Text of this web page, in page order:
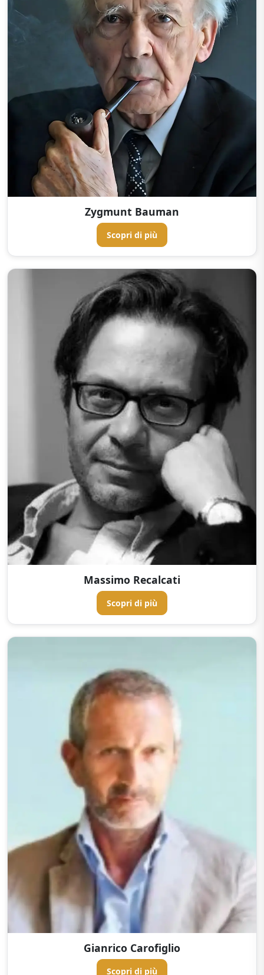
Zygmunt Bauman
Scopri di più
Massimo Recalcati
Scopri di più
Gianrico Carofiglio
Scopri di più